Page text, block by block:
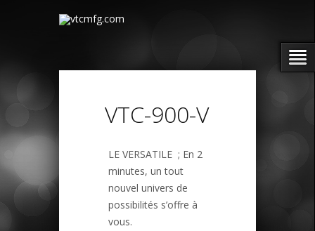
VTC-900-V
LE VERSATILE ; En 2
minutes, un tout
nouvel univers de
possibilités s’offre à
vous.